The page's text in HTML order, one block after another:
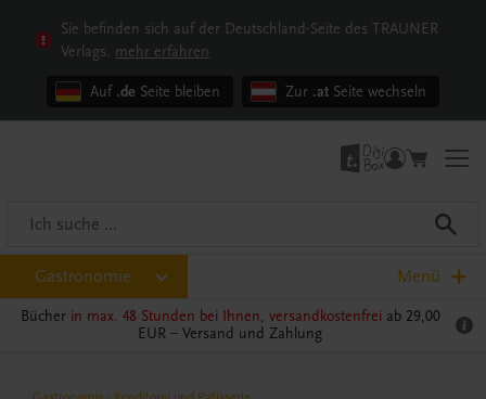
Sie befinden sich auf der Deutschland-Seite des TRAUNER
Verlags. mehr erfahren
Auf .de Seite bleiben Zur .at Seite wechseln
Gastronomie Menü
Bücher in max. 48 Stunden bei Ihnen, versandkostenfrei ab 29,00
EUR – Versand und Zahlung